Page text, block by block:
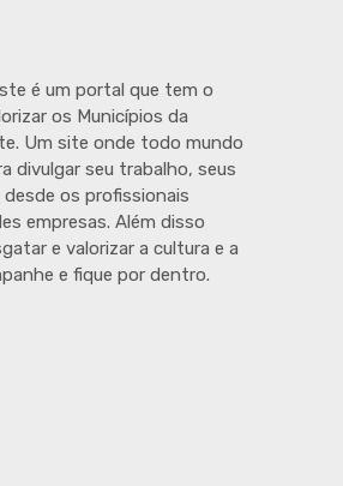
é um portal que tem o
os Municípios da
Um site onde todo mundo
divulgar seu trabalho, seus
os profissionais
empresas. Além disso
e valorizar a cultura e a
e fique por dentro.